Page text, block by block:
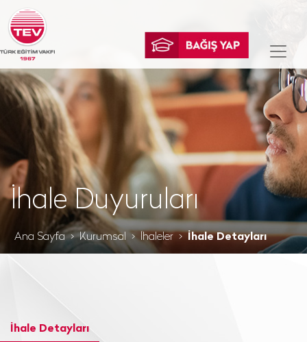
İhale Duyuruları
Ana Sayfa Kurumsal İhaleler İhale Detayları
İhale Detayları